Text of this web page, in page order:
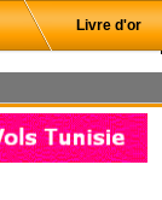
Livre d'or